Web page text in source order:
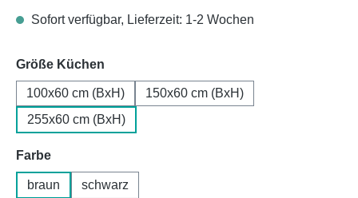
Sofort verfügbar, Lieferzeit: 1-2 Wochen
Größe Küchen
100x60 cm (BxH)
150x60 cm (BxH)
255x60 cm (BxH)
Farbeauswählen
braun schwarz